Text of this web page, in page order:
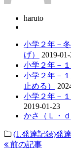
haruto
小学２年－
げ）
2019-
小学２年－
小学２年－
止める）
小学２年－
2019-01-23
かさ（Ｌ・
(1.発達記録)発
前の記事